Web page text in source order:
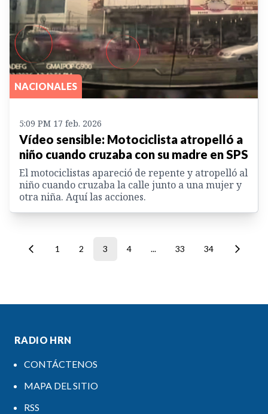
NACIONALES
5:09 PM 17 feb. 2026
Vídeo sensible: Motociclista atropelló a
niño cuando cruzaba con su madre en SPS
El motociclistas apareció de repente y atropelló al
niño cuando cruzaba la calle junto a una mujer y
otra niña. Aquí las acciones.
1 2 3 4 ... 33 34
RADIO HRN
CONTÁCTENOS
MAPA DEL SITIO
RSS